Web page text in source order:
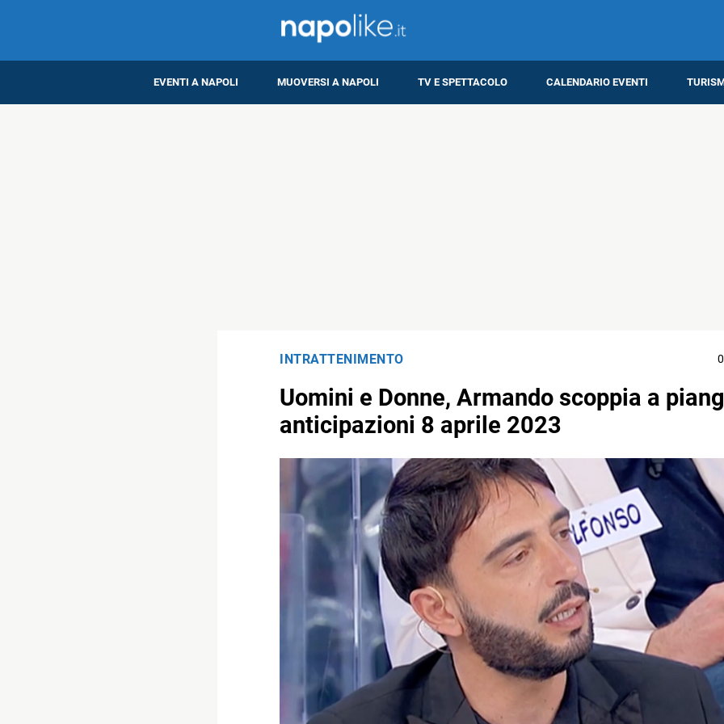
EVENTI A NAPOLI MUOVERSI A NAPOLI TV E SPETTACOLO CALENDARIO EVENTI
INTRATTENIMENTO
Uomini e Donne, Armando scoppia a
anticipazioni 8 aprile 2023